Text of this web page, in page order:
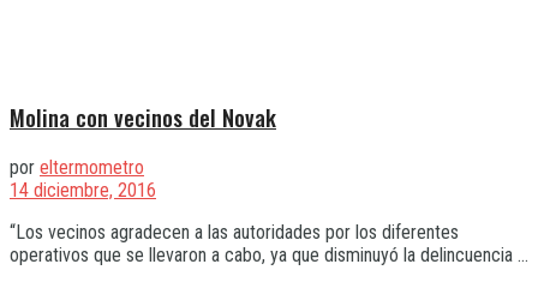
Molina con vecinos del Novak
por eltermometro
14 diciembre, 2016
“Los vecinos agradecen a las autoridades por los diferentes
operativos que se llevaron a cabo, ya que disminuyó la delincuencia ...